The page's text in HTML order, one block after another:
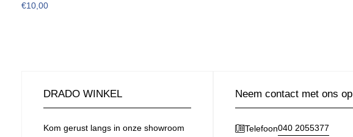
€10,00
DRADO WINKEL
Kom gerust langs in onze showroom
Neem contact met ons op
Telefoon040 2055377